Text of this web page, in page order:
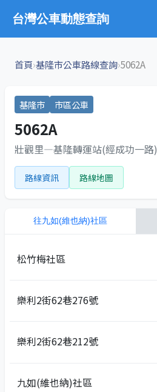
台灣公車動態查詢
首頁›基隆市公車路線查詢›5062A
基隆市 市區公車
5062A
壯觀里—基隆轉運站(經成功一路)
路線資訊 路線地圖
往九如(維也納)社區
松竹梅社區
樂利2街62巷276號
樂利2街62巷212號
九如(維也納)社區